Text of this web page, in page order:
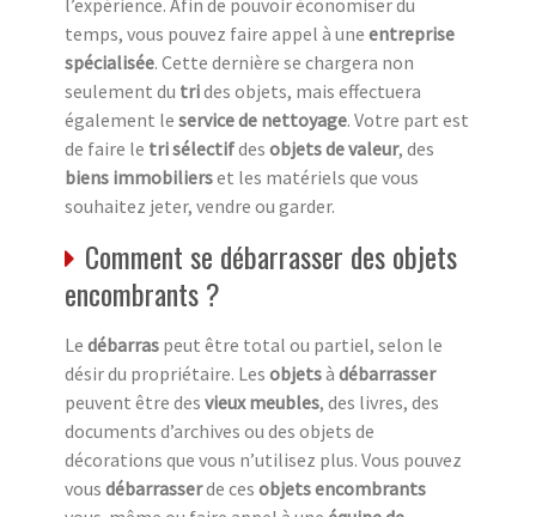
temps, vous pouvez faire appel à une entreprise
spécialisée. Cette dernière se chargera non
seulement du trides objets, mais effectuera
également le service de nettoyage. Votre part est
de faire le tri sélectifdes objets de valeur, des
biens immobilierset les matériels que vous
souhaitez jeter, vendre ou garder.
Comment se débarrasser des objets
encombrants ?
Le débarras peut être total ou partiel, selon le
désir du propriétaire. Les objetsà débarrasser
peuvent être des vieux meubles, des livres, des
documents d’archives ou des objets de
décorations que vous n’utilisez plus. Vous pouvez
vous débarrasserde ces objets encombrants